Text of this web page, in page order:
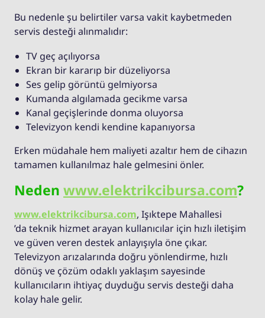
Bu nedenle şu belirtiler varsa vakit kaybetmeden
servis desteği alınmalıdır:
TV geç açılıyorsa
Ekran bir kararıp bir düzeliyorsa
Ses gelip görüntü gelmiyorsa
Kumanda algılamada gecikme varsa
Kanal geçişlerinde donma oluyorsa
Televizyon kendi kendine kapanıyorsa
Erken müdahale hem maliyeti azaltır hem de cihazın
tamamen kullanılmaz hale gelmesini önler.
Neden www.elektrikcibursa.com?
www.elektrikcibursa.com, Işıktepe Mahallesi
’da teknik hizmet arayan kullanıcılar için hızlı iletişim
ve güven veren destek anlayışıyla öne çıkar.
Televizyon arızalarında doğru yönlendirme, hızlı
dönüş ve çözüm odaklı yaklaşım sayesinde
kullanıcıların ihtiyaç duyduğu servis desteği daha
kolay hale gelir.